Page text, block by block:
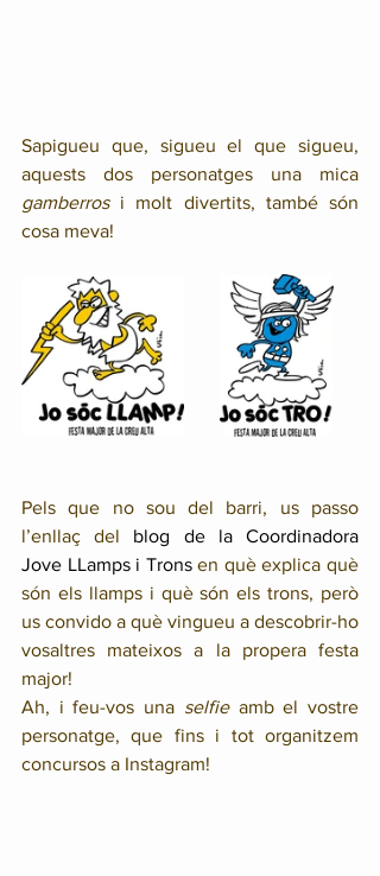
Sapigueu que, sigueu el que sigueu,
gamberros i molt divertits, també són
cosa meva!
Pels que no sou del barri, us passo
l’enllaç del blog de la Coordinadora
Jove LLamps i Trons en què explica què
són els llamps i què són els trons, però
us convido a què vingueu a descobrir-ho
vosaltres mateixos a la propera festa
major!
Ah, i feu-vos una selfie amb el vostre
personatge, que fins i tot organitzem
concursos a Instagram!